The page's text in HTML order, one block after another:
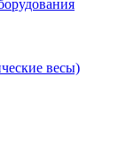
весы)